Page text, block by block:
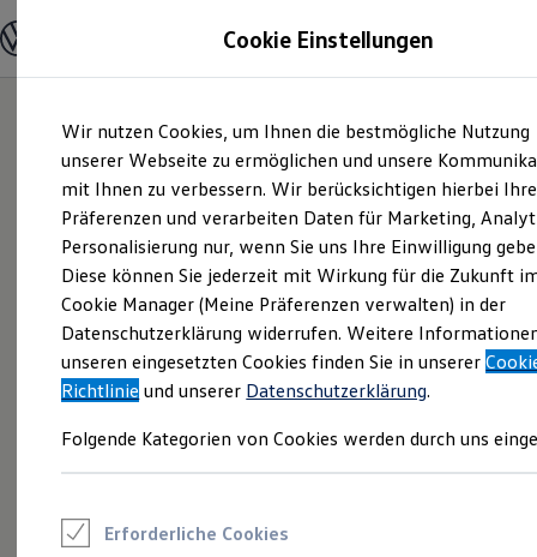
Hauptinhalt
springen
Footer
springen
Modelle und Konfigurator
Modelle vergleichen
Elektroautos
ENERGY Sondermodelle
Nutzfahrzeuge
SUV und CUV
Familienautos
Kombis
Kompaktwagen
Sportwagen
Schnell verfügbare Fahrzeuge
Angebote und Produkte
Aktuelle Angebote
E-Auto-Förderung
Volkswagen Marktplatz
Junge Gebrauchtwagen und Gebrauchtwagen
Saisonangebote
Cookie Einstellungen
Wir nutzen Cookies, um Ihnen die bestmögliche Nutzung
unserer Webseite zu ermöglichen und unsere
mit Ihnen zu verbessern. Wir berücksichtigen hierbei Ihre
Präferenzen und verarbeiten Daten für Marketing,
Personalisierung nur, wenn Sie uns Ihre Einwilligung
Diese können Sie jederzeit mit Wirkung für die Zukunft
Cookie Manager (Meine Präferenzen verwalten) in der
Datenschutzerklärung widerrufen. Weitere
unseren eingesetzten Cookies finden Sie in unserer
Richtlinie und unserer Datenschutzerklärung.
Folgende Kategorien von Cookies werden durch uns
Erforderliche Cookies